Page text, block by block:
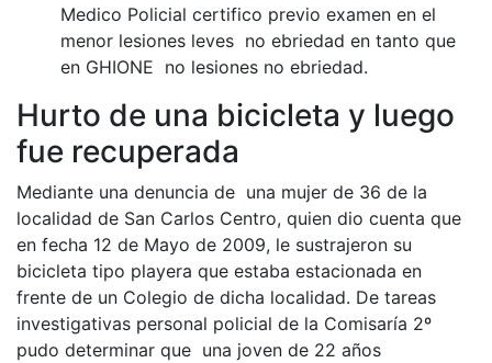
Medico Policial certifico previo examen en el
menor lesiones leves no ebriedad en tanto que
en GHIONE no lesiones no ebriedad.
Hurto de una bicicleta y luego
fue recuperada
Mediante una denuncia de una mujer de 36 de la
localidad de San Carlos Centro, quien dio cuenta que
en fecha 12 de Mayo de 2009, le sustrajeron su
bicicleta tipo playera que estaba estacionada en
frente de un Colegio de dicha localidad. De tareas
investigativas personal policial de la Comisaría 2º
pudo determinar que una joven de 22 años